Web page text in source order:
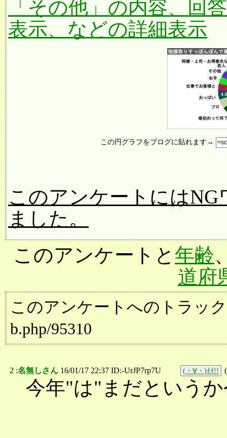
「その他」の内容、回
表示、などの詳細表示
この円グラフをブログに貼れます→
このアンケートにはNG
ました。
このアンケートと 年齢
道府
このアンケートへのトラッ
b.php/95310
2 :名無しさん 16/01/17 22:37 ID:-UrJP7rp7U (・∀・)ｲｲ!! (
今年"は"まだという